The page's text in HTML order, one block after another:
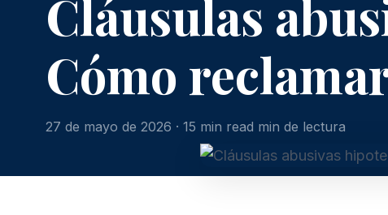
Cláusulas
Cómo
27 de mayo de 2026 · 15 min read min de lectura